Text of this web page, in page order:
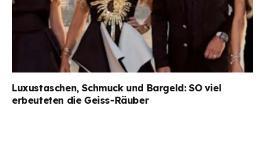
Luxustaschen, Schmuck und Bargeld: SO viel
erbeuteten die Geiss-Räuber